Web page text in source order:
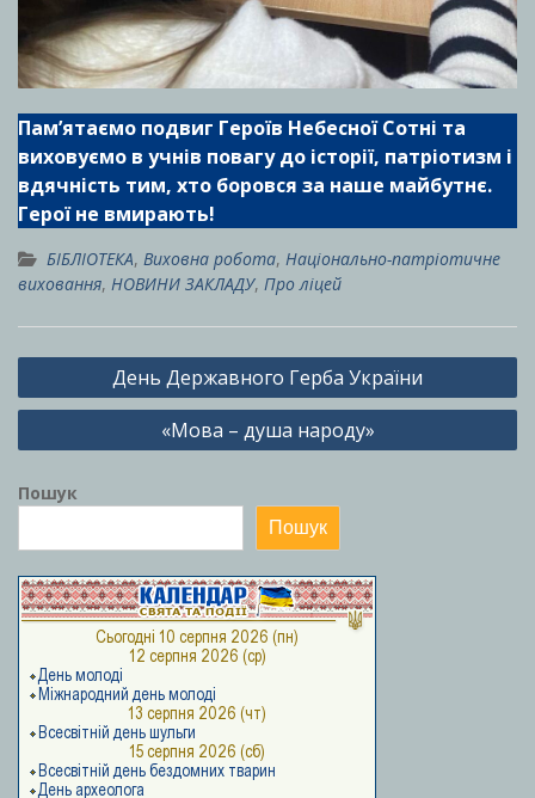
Пам’ятаємо подвиг Героїв Небесної Сотні та
виховуємо в учнів повагу до історії, патріотизм і
вдячність тим, хто боровся за наше майбутнє.
Герої не вмирають!
БІБЛІОТЕКА, Виховна робота, Національно-патріотичне
виховання, НОВИНИ ЗАКЛАДУ, Про ліцей
Навігація
записів
День Державного Герба України
«Мова – душа народу»
Пошук
Пошук